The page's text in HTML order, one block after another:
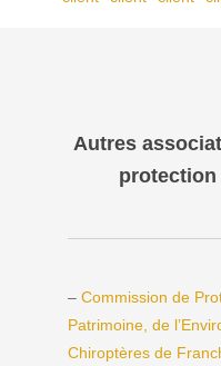
Autres
protection
– Commission de
Patrimoine, de
Chiroptères de